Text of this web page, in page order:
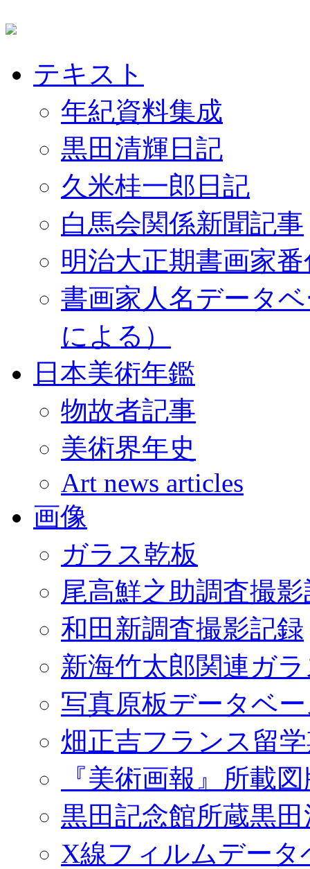
テキスト
年紀資料集成
黒田清輝日記
久米桂一郎日記
白馬会関係新聞記事
明治大正期書画家
書画家人名データ
による）
日本美術年鑑
物故者記事
美術界年史
Art news articles
画像
ガラス乾板
尾高鮮之助調査撮
和田新調査撮影記録
新海竹太郎関連ガ
写真原板データベ
畑正吉フランス留
『美術画報』所載
黒田記念館所蔵黒
X線フィルムデータ